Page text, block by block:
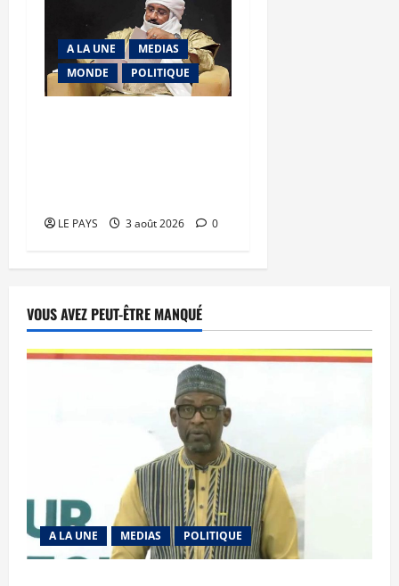
A LA UNE
MEDIAS
MONDE
POLITIQUE
LE PAYS 3 août 2026 0
VOUS AVEZ PEUT-ÊTRE MANQUÉ
A LA UNE MEDIAS POLITIQUE